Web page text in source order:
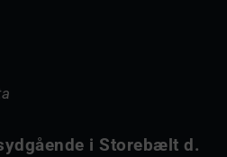
i Storebælt d.